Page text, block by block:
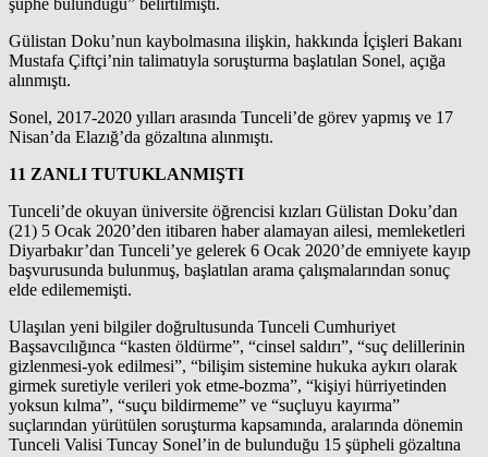
şüphe bulunduğu” belirtilmişti.
Gülistan Doku’nun kaybolmasına ilişkin, hakkında İçişleri Bakanı
Mustafa Çiftçi’nin talimatıyla soruşturma başlatılan Sonel, açığa
alınmıştı.
Sonel, 2017-2020 yılları arasında Tunceli’de görev yapmış ve 17
Nisan’da Elazığ’da gözaltına alınmıştı.
11 ZANLI TUTUKLANMIŞTI
Tunceli’de okuyan üniversite öğrencisi kızları Gülistan Doku’dan
(21) 5 Ocak 2020’den itibaren haber alamayan ailesi, memleketleri
Diyarbakır’dan Tunceli’ye gelerek 6 Ocak 2020’de emniyete kayıp
başvurusunda bulunmuş, başlatılan arama çalışmalarından sonuç
elde edilememişti.
Ulaşılan yeni bilgiler doğrultusunda Tunceli Cumhuriyet
Başsavcılığınca “kasten öldürme”, “cinsel saldırı”, “suç delillerinin
gizlenmesi-yok edilmesi”, “bilişim sistemine hukuka aykırı olarak
girmek suretiyle verileri yok etme-bozma”, “kişiyi hürriyetinden
yoksun kılma”, “suçu bildirmeme” ve “suçluyu kayırma”
suçlarından yürütülen soruşturma kapsamında, aralarında dönemin
Tunceli Valisi Tuncay Sonel’in de bulunduğu 15 şüpheli gözaltına